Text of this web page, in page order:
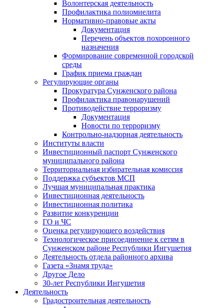
Волонтерская деятельность
Профилактика полиомиелита
Нормативно-правовые акты
Документация
Перечень объектов похоронного
назначения
Формирование современной городской
среды
График приема граждан
Регулирующие органы
Прокуратура Сунженского района
Профилактика правонарушений
Противодействие терроризму
Документация
Новости по терроризму
Контрольно-надзорная деятельность
Институты власти
Инвестиционный паспорт Сунженского
муниципального района
Территориальная избирательная комиссия
Поддержка субъектов МСП
Лучшая муниципальная практика
Инвестиционная деятельность
Инвестиционная политика
Развитие конкуренции
ГО и ЧС
Оценка регулирующего воздействия
Технологическое присоединение к сетям в
Сунженском районе Республики Ингушетия
Деятельность отдела районного архива
Газета «Знамя труда»
Другое Дело
30-лет Республики Ингушетия
Деятельность
Градостроительная деятельность